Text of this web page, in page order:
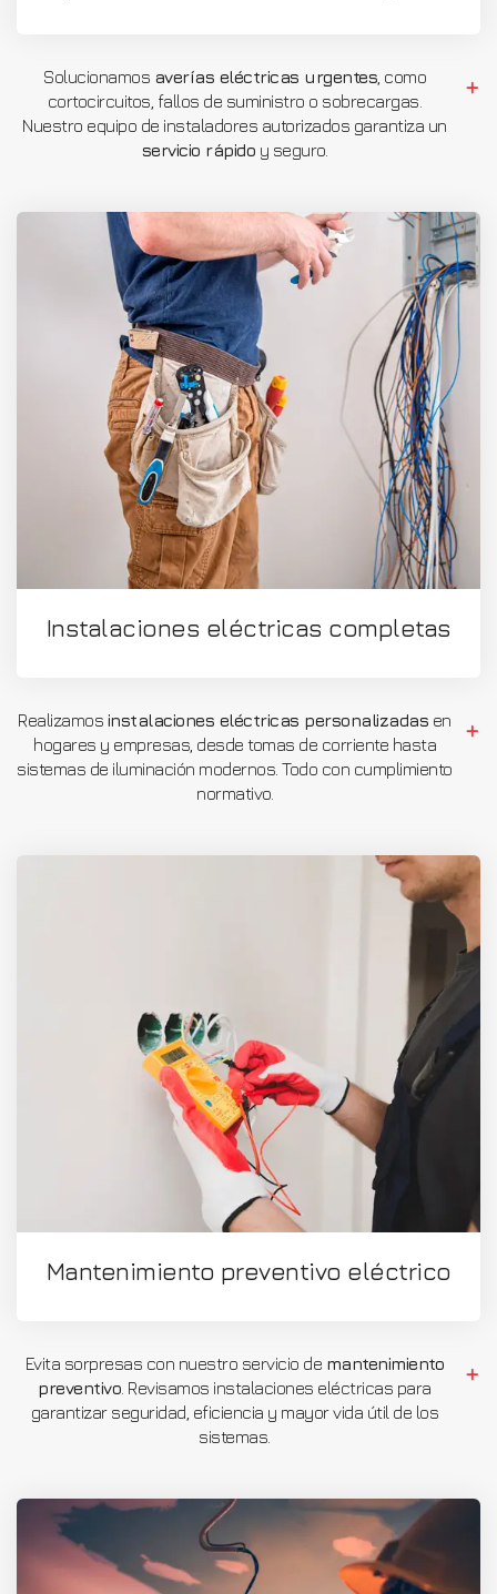
Solucionamos averías eléctricas urgentes , como
cortocircuitos, fallos de suministro o sobrecargas.
Nuestro equipo de instaladores autorizados garantiza un
servicio rápido y seguro.
Instalaciones eléctricas completas
Realizamos instalaciones eléctricas personalizadas en
hogares y empresas, desde tomas de corriente hasta
sistemas de iluminación modernos. Todo con cumplimiento
normativo.
Mantenimiento preventivo eléctrico
Evita sorpresas con nuestro servicio de mantenimiento
preventivo . Revisamos instalaciones eléctricas para
garantizar seguridad, eficiencia y mayor vida útil de los
sistemas.